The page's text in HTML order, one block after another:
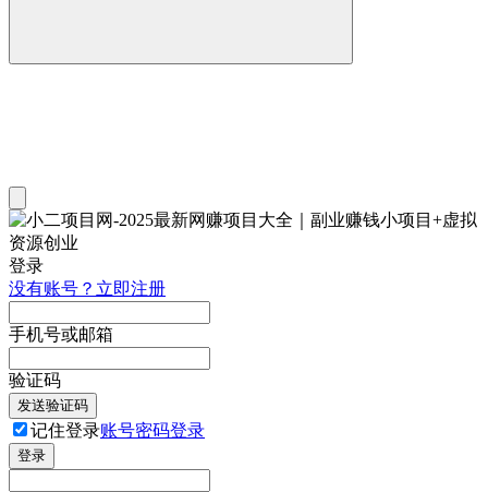
登录
没有账号？立即注册
手机号或邮箱
验证码
发送验证码
记住登录账号密码登录
登录